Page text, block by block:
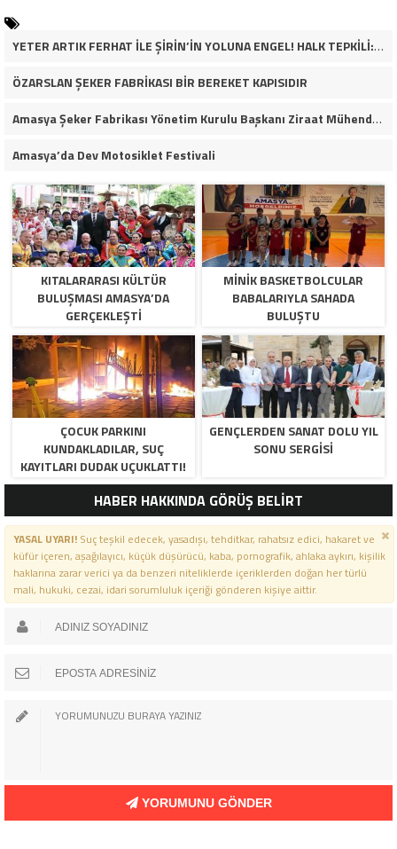
YETER ARTIK FERHAT İLE ŞİRİN’İN YOLUNA ENGEL! HALK TEPKİLİ: “YOLU KAPATMAK ÇÖZÜM DEĞİL, GÖREVİNİ YAP!”
ÖZARSLAN ŞEKER FABRİKASI BİR BEREKET KAPISIDIR
Amasya Şeker Fabrikası Yönetim Kurulu Başkanı Ziraat Mühendisi Ahmet ÖZARSLAN’ın Mevlid Kandili Mesajı
Amasya’da Dev Motosiklet Festivali
KITALARARASI KÜLTÜR
BULUŞMASI AMASYA’DA
GERÇEKLEŞTI
MINIK BASKETBOLCULAR
BABALARIYLA SAHADA
BULUŞTU
ÇOCUK PARKINI
KUNDAKLADILAR, SUÇ
KAYITLARI DUDAK UÇUKLATTI!
GENÇLERDEN SANAT DOLU YIL
SONU SERGISI
HABER HAKKINDA GÖRÜŞ BELİRT
YASAL UYARI!Suç teşkil edecek, yasadışı, tehditkar, rahatsız edici, hakaret ve
küfür içeren, aşağılayıcı, küçük düşürücü, kaba, pornografik, ahlaka aykırı, kişilik
haklarına zarar verici ya da benzeri niteliklerde içeriklerden doğan her türlü
mali, hukuki, cezai, idari sorumluluk içeriği gönderen kişiye aittir.
YORUMUNU GÖNDER